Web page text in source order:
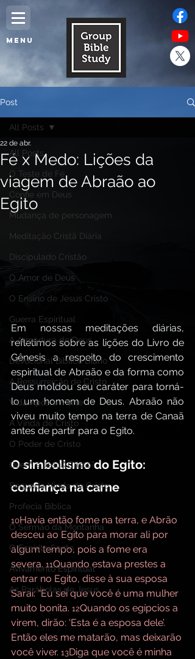
MENU
Post
All Posts
O Teste de Fé
Confie em Deus
Mudança de personagem
Meditação Cristã Diária
Discipulado Cristão
O Amor de Deus
O Ensino de Jesus Cristo
Guerra Espiritual
A Armadura de Deus,
Devocional Bíblico Diário
A Ressurreição de Cristo
Vida Após a Morte
A Vinda de Cristo
O Poder de Cristo
Quem é Jesus Cristo?
Segunda Vinda de Cristo
Profecia Bíblica
O Sermão da Montanha
O Espírito Santo
Avivamento Espiritual
As Parábolas de Jesus
All Posts
Fé x Medo: Lições da
viagem de Abraão ao
Egito
22 de abr.
Em nossas meditações diárias,
refletimos sobre as lições do Livro de
Gênesis a respeito do crescimento
espiritual de Abraão e da forma como
Deus moldou seu caráter para torná-
lo um homem de Deus. Abraão não
viveu muito tempo na terra de Canaã
antes de partir para o Egito.
O simbolismo do Egito:
confiança na carne
10Havia então fome na terra, e Abrão
desceu ao Egito para morar ali por
algum tempo, pois a fome era
severa. 11Quando estava prestes a
entrar no Egito, disse à sua esposa
Sarai: “Eu sei que você é uma mulher
muito bonita. 12Quando os egípcios a
virem, dirão: ‘Esta é a esposa dele’.
Então eles me matarão, mas deixarão
você viver. 13Diga que você é minha